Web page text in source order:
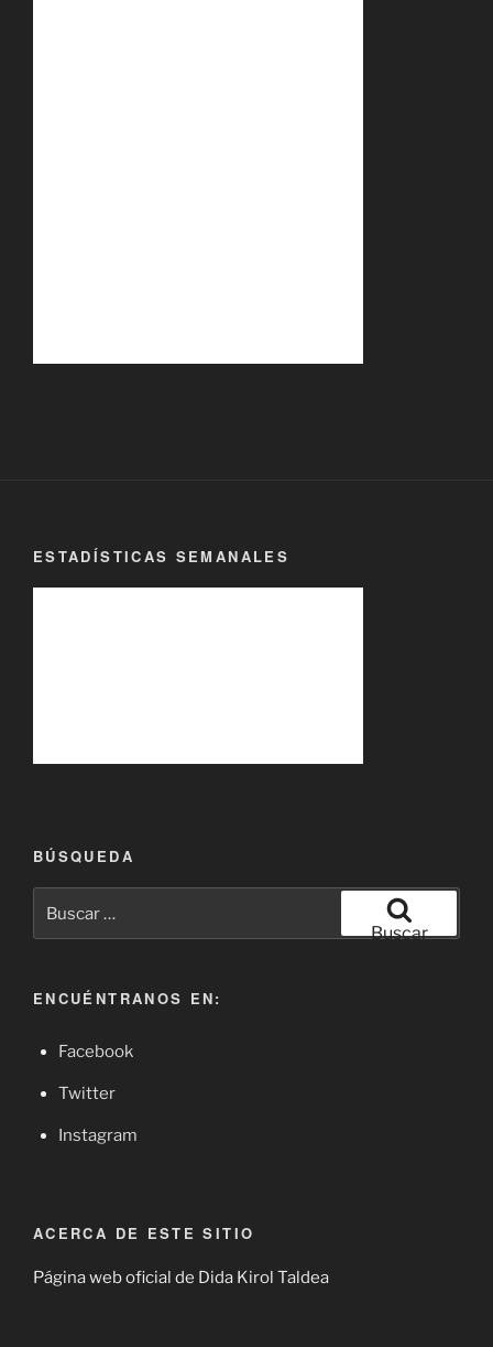
ESTADÍSTICAS SEMANALES
BÚSQUEDA
por:
Buscar
ENCUÉNTRANOS EN:
Facebook
Twitter
Instagram
ACERCA DE ESTE SITIO
Página web oficial de Dida Kirol Taldea